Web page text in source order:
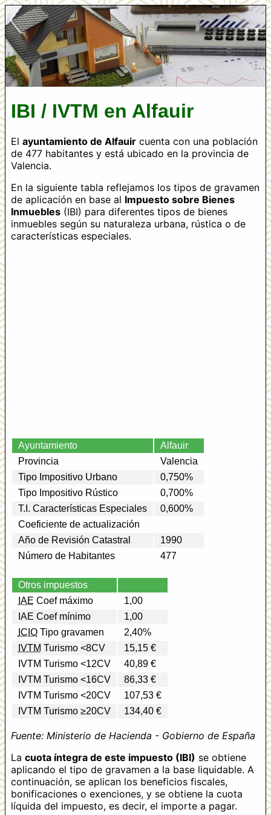
IBI / IVTM en Alfauir
El ayuntamiento de Alfauircuenta con una población
de 477 habitantes y está ubicado en la provincia de
Valencia.
En la siguiente tabla reflejamos los tipos de gravamen
de aplicación en base al Impuesto sobre Bienes
Inmuebles(IBI) para diferentes tipos de bienes
inmuebles según su naturaleza urbana, rústica o de
características especiales.
Ayuntamiento
Alfauir
Provincia
Valencia
Tipo Impositivo Urbano
0,750%
Tipo Impositivo Rústico
0,700%
T.I. Características Especiales
0,600%
Coeficiente de actualización
Año de Revisión Catastral
1990
Número de Habitantes
477
Otros impuestos
IAE Coef máximo
1,00
IAE Coef mínimo
1,00
ICIOTipo gravamen
2,40%
IVTM Turismo <8CV
15,15 €
IVTM Turismo <12CV
40,89 €
IVTM Turismo <16CV
86,33 €
IVTM Turismo <20CV
107,53 €
IVTM Turismo ≥20CV
134,40 €
Fuente: Ministerio de Hacienda - Gobierno de España
La cuota íntegra de este impuesto (IBI) se obtiene
aplicando el tipo de gravamen a la base liquidable. A
continuación, se aplican los beneficios fiscales,
bonificaciones o exenciones, y se obtiene la cuota
líquida del impuesto, es decir, el importe a pagar.